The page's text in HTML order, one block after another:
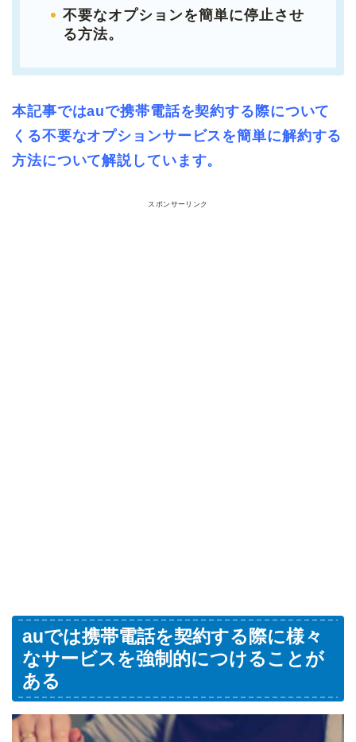
不要なオプションを簡単に停止させ
る方法。
本記事ではauで携帯電話を契約する際について
くる不要なオプションサービスを簡単に解約する
方法について解説しています。
スポンサーリンク
auでは携帯電話を契約する際に様々
なサービスを強制的につけることが
ある